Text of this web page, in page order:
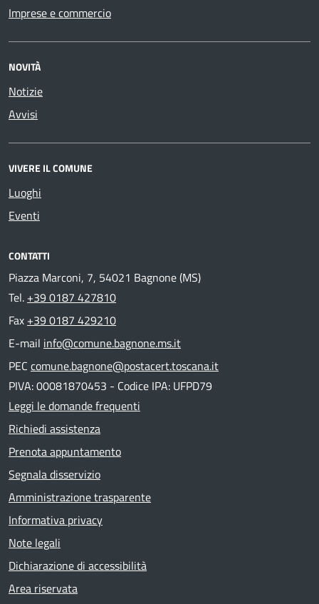
Imprese e commercio
NOVITÀ
Notizie
Avvisi
VIVERE IL COMUNE
Luoghi
Eventi
CONTATTI
Piazza Marconi, 7, 54021 Bagnone (MS)
Tel. +39 0187 427810
Fax +39 0187 429210
E-mail info@comune.bagnone.ms.it
PEC comune.bagnone@postacert.toscana.it
PIVA: 00081870453 - Codice IPA: UFPD79
Leggi le domande frequenti
Richiedi assistenza
Prenota appuntamento
Segnala disservizio
Amministrazione trasparente
Informativa privacy
Note legali
Dichiarazione di accessibilità
Area riservata